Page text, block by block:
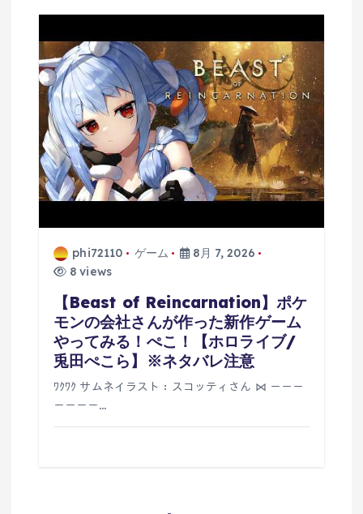
phi72110 ゲーム
8月 7, 2026
8 views
【Beast of Reincarnation】ポケ
モンの会社さんが作った新作ゲーム
やってみる！ぺこ！【ホロライブ/
兎田ぺこら】※ネタバレ注意
ﾜｸﾜｸ サムネイラスト：スコッティさん ⋈ －－－
－－－－…